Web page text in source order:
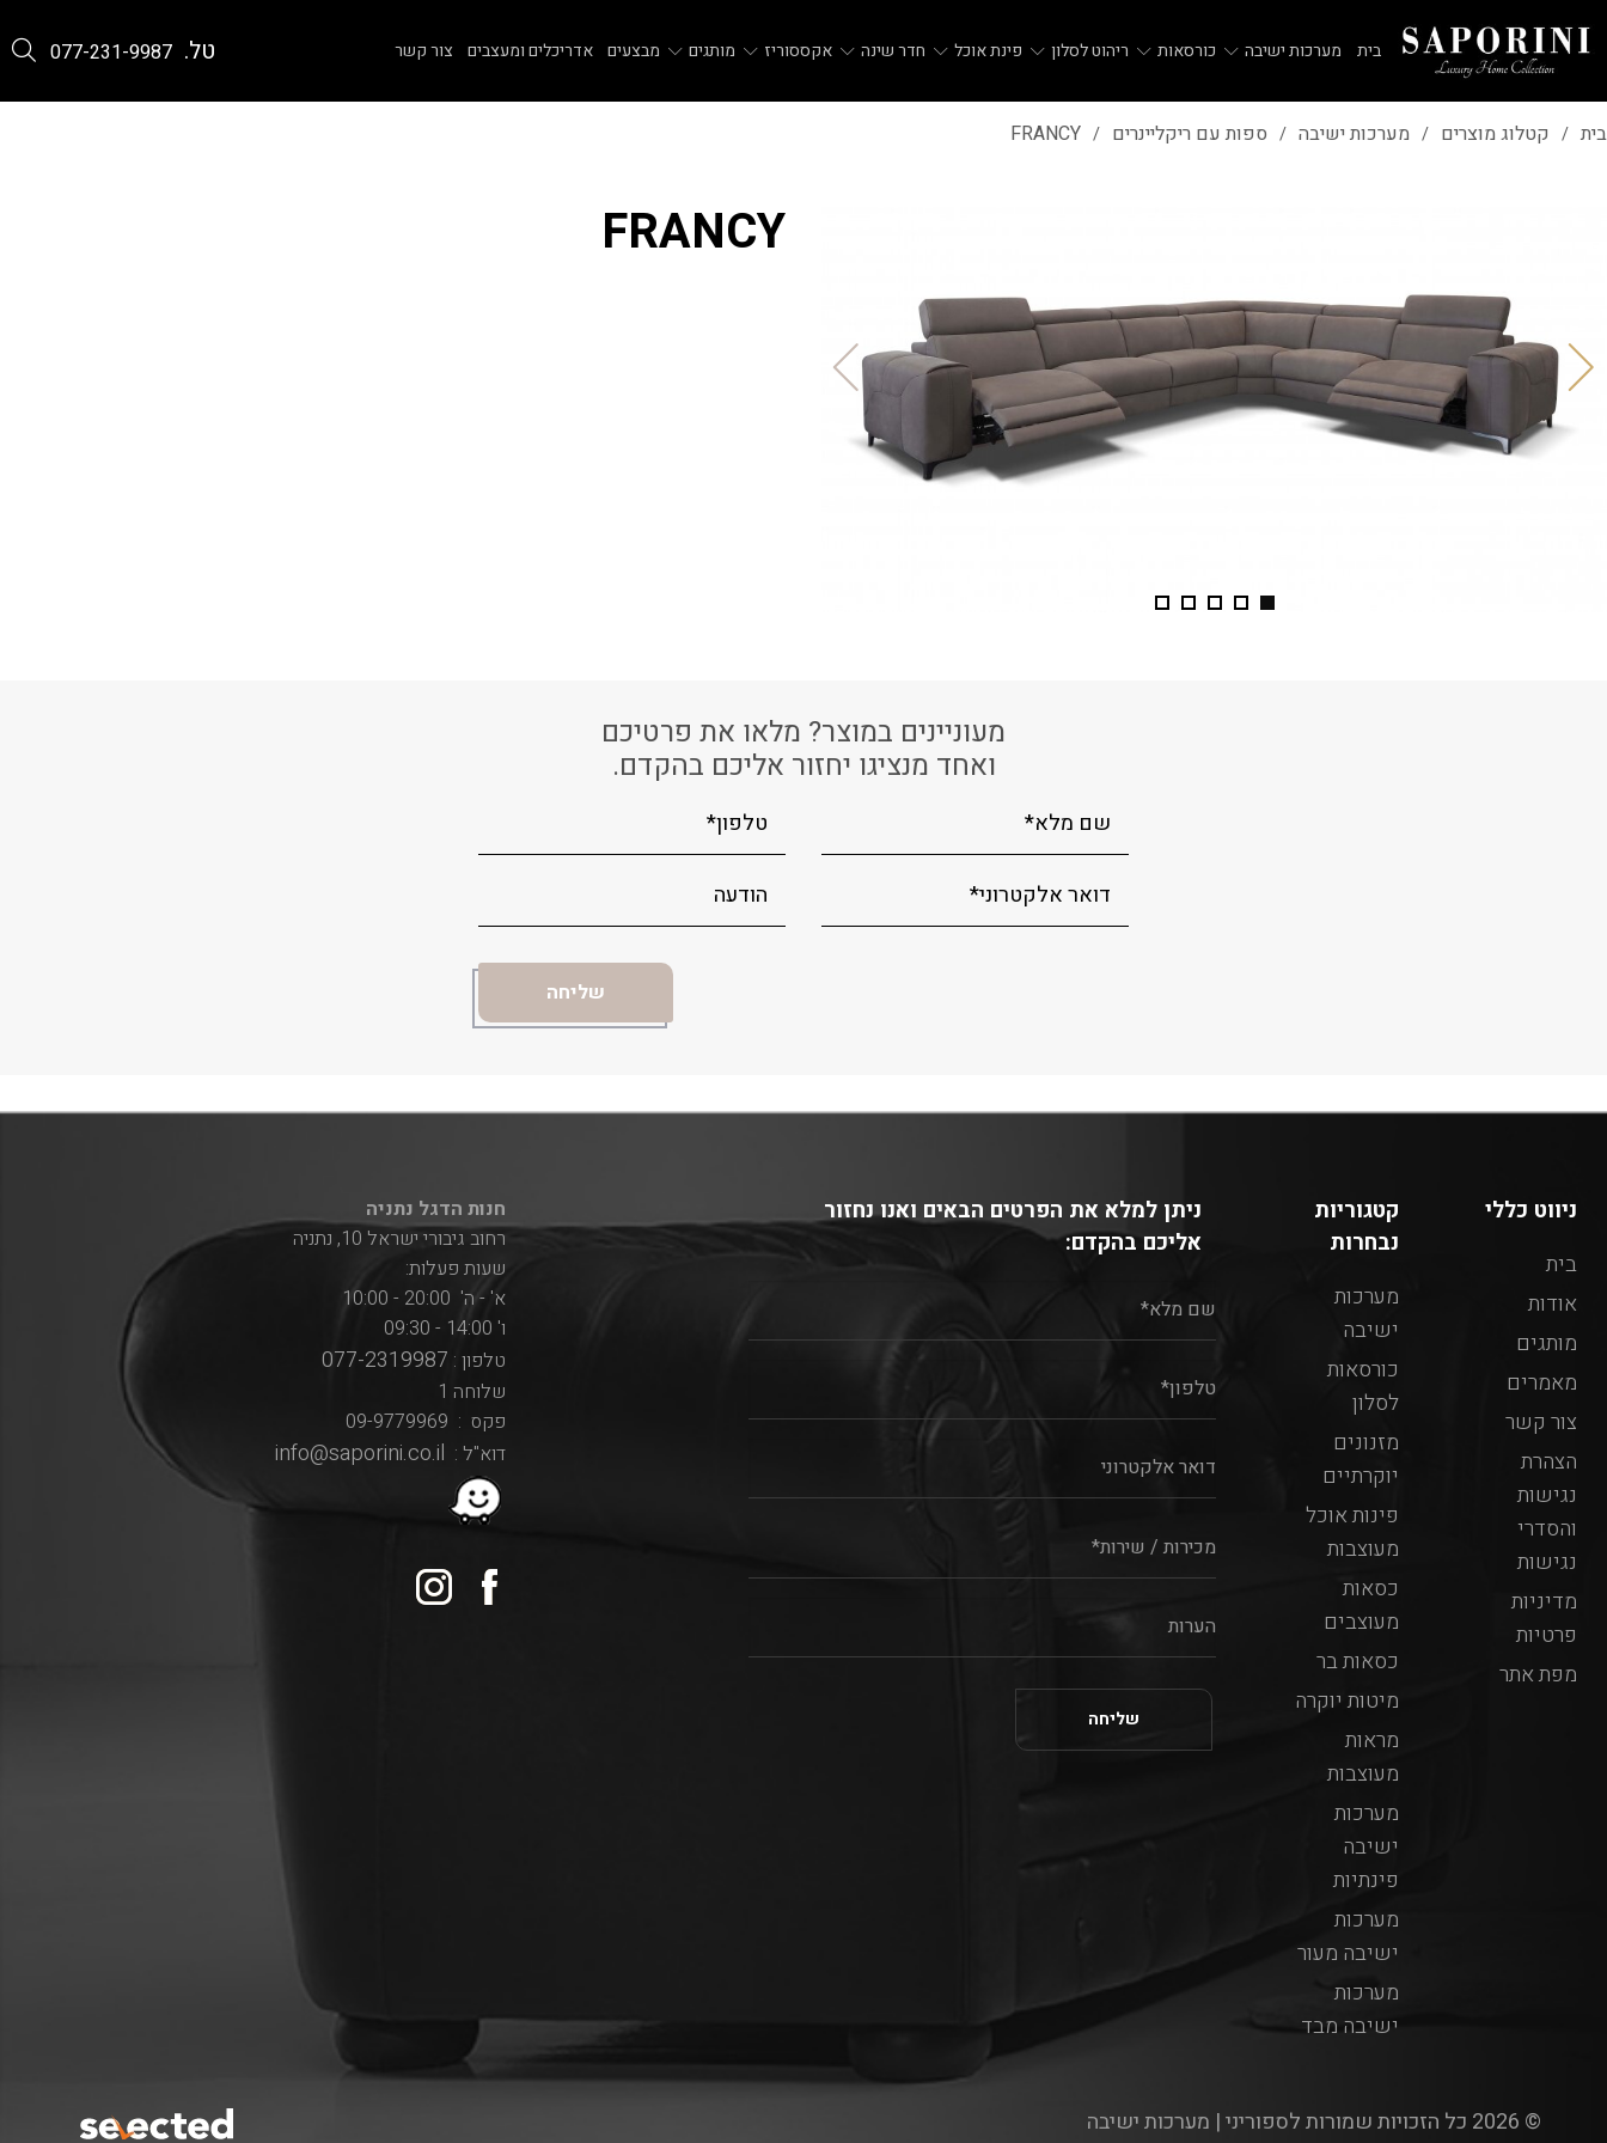
בית מערכות ישיבה כורסאות ריהוט לסלון פינת אוכל חדר שינה אקססוריז מותגים מבצעים אדריכלים ומעצבים צור קשר טל. 077-231-9987
בית / קטלוג מוצרים / מערכות ישיבה / ספות עם ריקליינרים /
FRANCY
FRANCY
מעוניינים במוצר? מלאו את פרטיכם
ואחד מנציגו יחזור אליכם בהקדם.
ניווט כללי
בית
אודות
מותגים
מאמרים
צור קשר
הצהרת
נגישות
והסדרי
נגישות
מדיניות
פרטיות
מפת אתר
קטגוריות
נבחרות
מערכות
ישיבה
כורסאות
לסלון
מזנונים
יוקרתיים
פינות אוכל
מעוצבות
כסאות
מעוצבים
כסאות בר
מיטות יוקרה
מראות
מעוצבות
מערכות
ישיבה
פינתיות
מערכות
ישיבה מעור
מערכות
ישיבה מבד
ניתן למלא את הפרטים הבאים ואנו נחזור
אליכם בהקדם:
חנות הדגל נתניה
רחוב גיבורי ישראל 10, נתניה
שעות פעלות:
א' - ה' 20:00 - 10:00
ו' 14:00 - 09:30
טלפון : 077-2319987
שלוחה 1
פקס : 09-9779969
דוא"ל : info@saporini.co.il
© 2026 כל הזכויות שמורות לספוריני | מערכות ישיבה